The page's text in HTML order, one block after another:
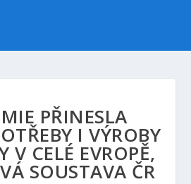
PŘINESLA
I VÝROBY
V CELÉ EVROPĚ,
SOUSTAVA ČR